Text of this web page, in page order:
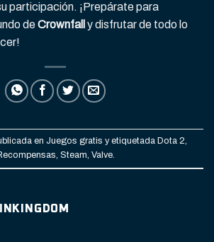
participación. ¡Prepárate para
deCrownfall y disfrutar de todo lo
en Juegos gratis y etiquetada Dota 2,
, Steam, Valve.